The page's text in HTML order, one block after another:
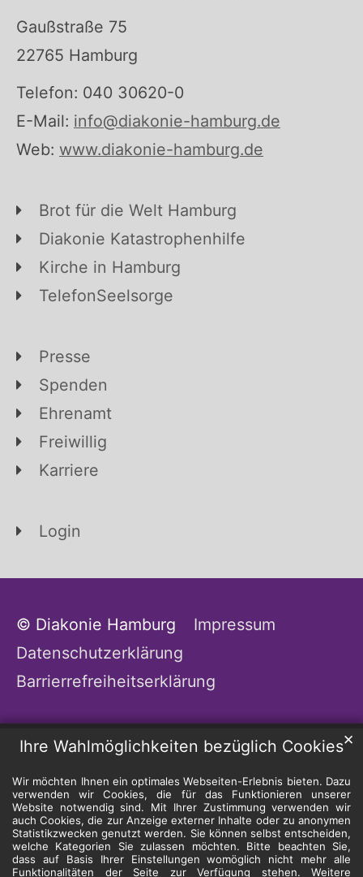
Ihre Wahlmöglichkeiten bezüglich Cookies
Wir möchten Ihnen ein optimales Webseiten-Erlebnis bieten. Dazu
verwenden wir Cookies, die für das Funktionieren unserer
Website notwendig sind. Mit Ihrer Zustimmung verwenden wir
auch Cookies, die zur Anzeige externer Inhalte oder zu anonymen
Statistikzwecken genutzt werden. Sie können selbst entscheiden,
welche Kategorien Sie zulassen möchten. Bitte beachten Sie,
dass auf Basis Ihrer Einstellungen womöglich nicht mehr alle
Funktionalitäten der Seite zur Verfügung stehen. Weitere
✕
Gaußstraße 75
22765 Hamburg
Telefon: 040 30620-0
E-Mail: info@diakonie-hamburg.de
Web: www.diakonie-hamburg.de
Brot für die Welt Hamburg
Diakonie Katastrophenhilfe
Kirche in Hamburg
TelefonSeelsorge
Presse
Spenden
Ehrenamt
Freiwillig
Karriere
Login
© Diakonie Hamburg
Impressum
Datenschutzerklärung
Barrierrefreiheitserklärung